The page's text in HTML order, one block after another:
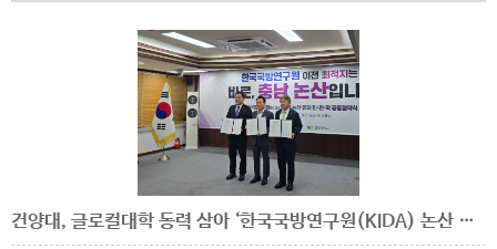
건양대, 글로컬대학 동력 삼아 ‘한국국방연구원(KIDA) 논산 유치’ 총력